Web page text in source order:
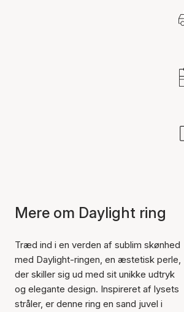
Mere om Daylight ring
Træd ind i en verden af sublim skønhed
med Daylight-ringen, en æstetisk perle,
der skiller sig ud med sit unikke udtryk
og elegante design. Inspireret af lysets
stråler, er denne ring en sand juvel i